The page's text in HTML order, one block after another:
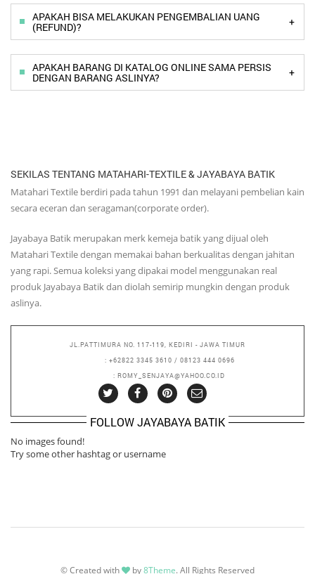
+
APAKAH BISA MELAKUKAN PENGEMBALIAN UANG
(REFUND)?
+
APAKAH BARANG DI KATALOG ONLINE SAMA PERSIS
DENGAN BARANG ASLINYA?
SEKILAS TENTANG MATAHARI-TEXTILE & JAYABAYA BATIK
Matahari Textile berdiri pada tahun 1991 dan melayani pembelian kain
secara eceran dan seragaman(corporate order).
Jayabaya Batik merupakan merk kemeja batik yang dijual oleh
Matahari Textile dengan memakai bahan berkualitas dengan jahitan
yang rapi. Semua koleksi yang dipakai model menggunakan real
produk Jayabaya Batik dan diolah semirip mungkin dengan produk
aslinya.
JL.PATTIMURA NO. 117-119, KEDIRI - JAWA TIMUR
: +62822 3345 3610 / 08123 444 0696
: ROMY_SENJAYA@YAHOO.CO.ID
FOLLOW JAYABAYA BATIK
No images found!
Try some other hashtag or username
© Created with by8Theme. All Rights Reserved